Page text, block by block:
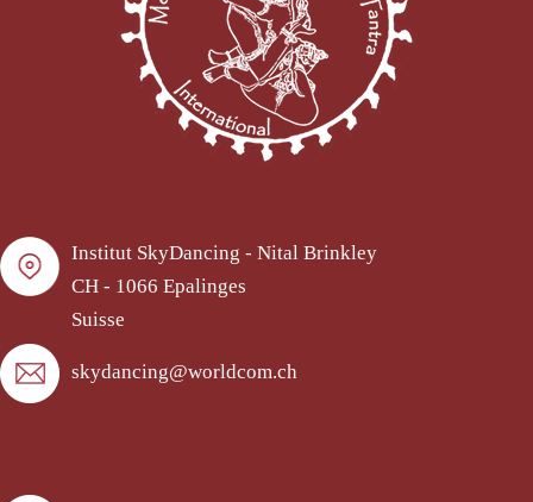
Institut SkyDancing - Nital Brinkley
CH - 1066 Epalinges
Suisse
skydancing@worldcom.ch